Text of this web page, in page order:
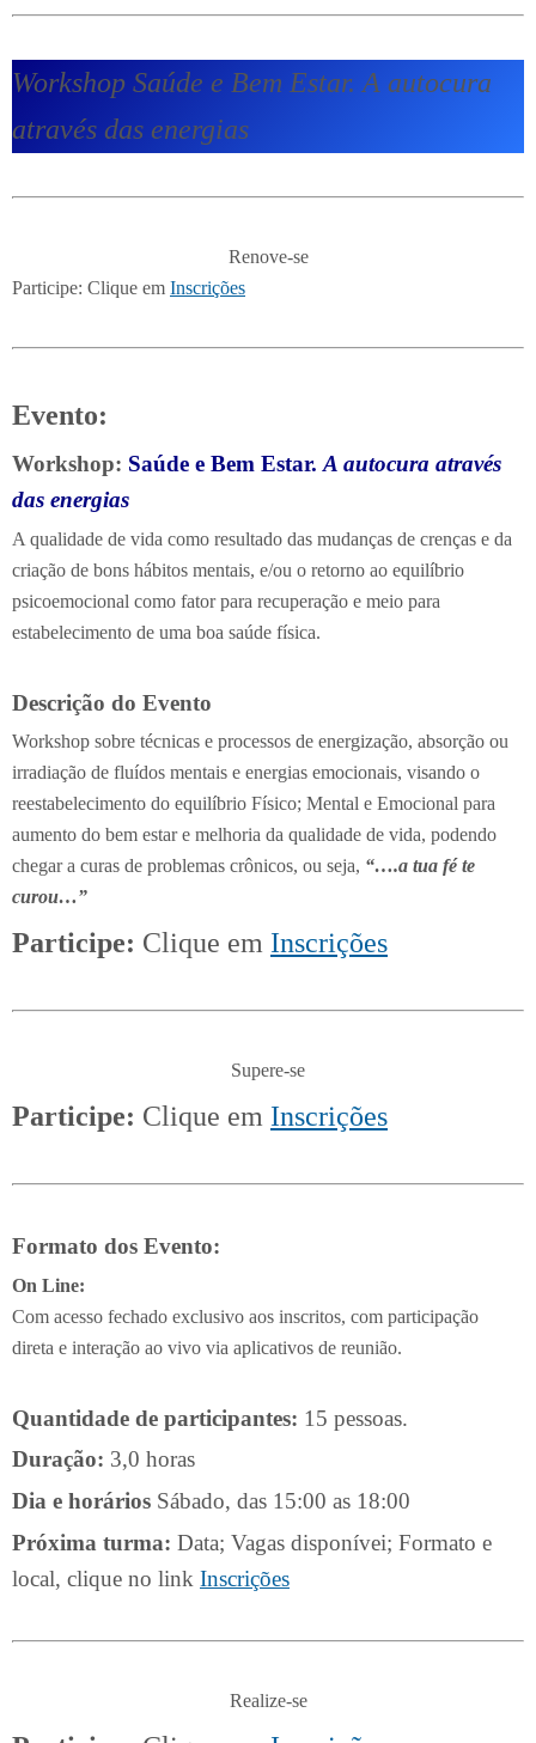
Workshop Saúde e Bem Estar. A autocura
através das energias
Renove-se
Participe: Clique em Inscrições
Evento:
Workshop: Saúde e Bem Estar.A autocura através
das energias
A qualidade de vida como resultado das mudanças de crenças e da
criação de bons hábitos mentais, e/ou o retorno ao equilíbrio
psicoemocional como fator para recuperação e meio para
estabelecimento de uma boa saúde física.
Descrição do Evento
Workshop sobre técnicas e processos de energização, absorção ou
irradiação de fluídos mentais e energias emocionais, visando o
reestabelecimento do equilíbrio Físico; Mental e Emocional para
aumento do bem estar e melhoria da qualidade de vida, podendo
chegar a curas de problemas crônicos, ou seja, “….a tua fé te
curou…”
Participe: Clique em Inscrições
Supere-se
Participe: Clique em Inscrições
Formato dos Evento:
On Line:
Com acesso fechado exclusivo aos inscritos, com participação
direta e interação ao vivo via aplicativos de reunião.
Quantidade de participantes: 15 pessoas.
Duração: 3,0 horas
Dia e horários Sábado, das 15:00 as 18:00
Próxima turma: Data; Vagas disponívei; Formato e
local, clique no link Inscrições
Realize-se